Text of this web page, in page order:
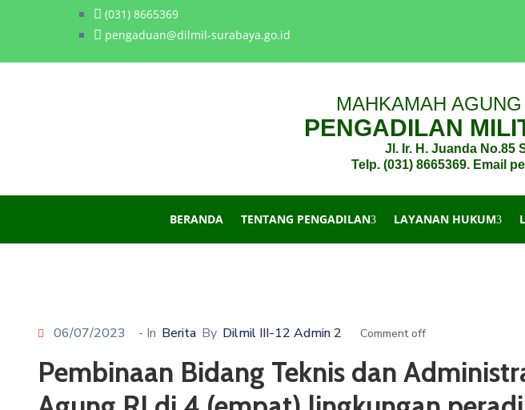
(031) 8665369
pengaduan@dilmil-surabaya.go.id
MAHKAMAH
PENGADILAN
Jl. Ir. H. Juanda No.85
Telp. (031) 8665369. Email
BERANDA TENTANG PENGADILAN LAYANAN HUKUM
06/07/2023 - In Berita By Dilmil III-12 Admin 2 Comment off
Pembinaan Bidang Teknis dan